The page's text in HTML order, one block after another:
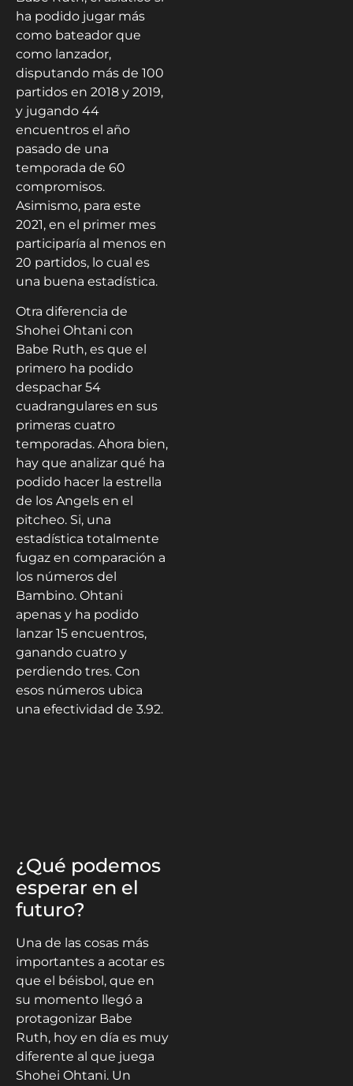
ha podido jugar más
como bateador que
como lanzador,
disputando más de 100
partidos en 2018 y 2019,
y jugando 44
encuentros el año
pasado de una
temporada de 60
compromisos.
Asimismo, para este
2021, en el primer mes
participaría al menos en
20 partidos, lo cual es
una buena estadística.
Otra diferencia de
Shohei Ohtani con
Babe Ruth, es que el
primero ha podido
despachar 54
cuadrangulares en sus
primeras cuatro
temporadas. Ahora bien,
hay que analizar qué ha
podido hacer la estrella
de los Angels en el
pitcheo. Si, una
estadística totalmente
fugaz en comparación a
los números del
Bambino. Ohtani
apenas y ha podido
lanzar 15 encuentros,
ganando cuatro y
perdiendo tres. Con
esos números ubica
una efectividad de 3.92.
¿Qué podemos
esperar en el
futuro?
Una de las cosas más
importantes a acotar es
que el béisbol, que en
su momento llegó a
protagonizar Babe
Ruth, hoy en día es muy
diferente al que juega
Shohei Ohtani. Un